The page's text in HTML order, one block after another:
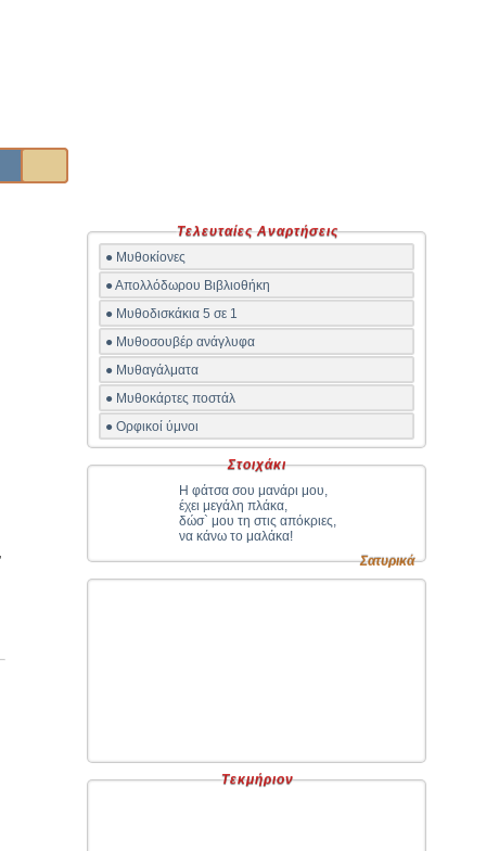
Τελευταίες Αναρτήσεις
● Μυθοκίονες
● Απολλόδωρου Βιβλιοθήκη
● Μυθοδισκάκια 5 σε 1
● Μυθοσουβέρ ανάγλυφα
● Μυθαγάλματα
● Μυθοκάρτες ποστάλ
● Ορφικοί ύμνοι
Στοιχάκι
Σατυρικά
Η φάτσα σου μανάρι μου,
έχει μεγάλη πλάκα,
δώσ` μου τη στις απόκριες,
να κάνω το μαλάκα!
Τεκμήριον